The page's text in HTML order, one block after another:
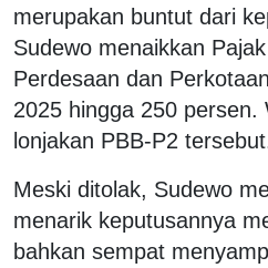
merupakan buntut dari
Sudewo menaikkan
Perdesaan dan
2025 hingga 250 persen.
lonjakan PBB-P2
Meski ditolak, Sudewo
menarik keputusannya
bahkan sempat